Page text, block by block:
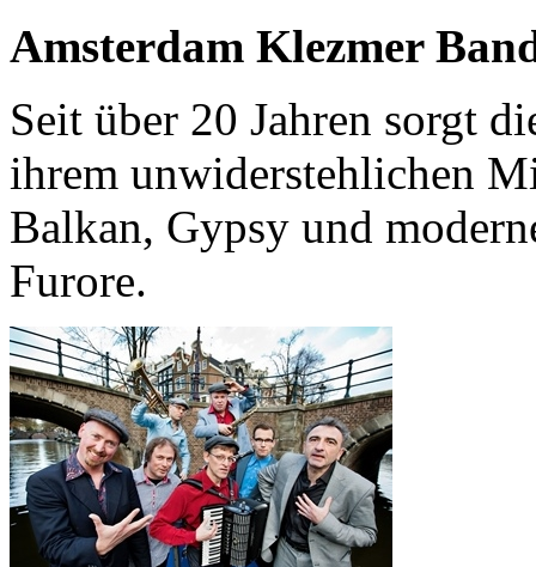
Amsterdam Klezmer
Seit über 20 Jahren sorgt
ihrem unwiderstehlichen
Balkan, Gypsy und
Furore.